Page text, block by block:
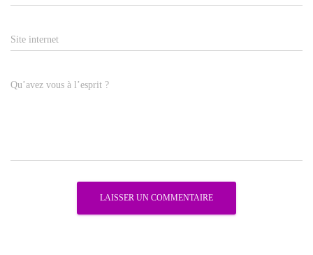
Site internet
Qu’avez vous à l’esprit ?